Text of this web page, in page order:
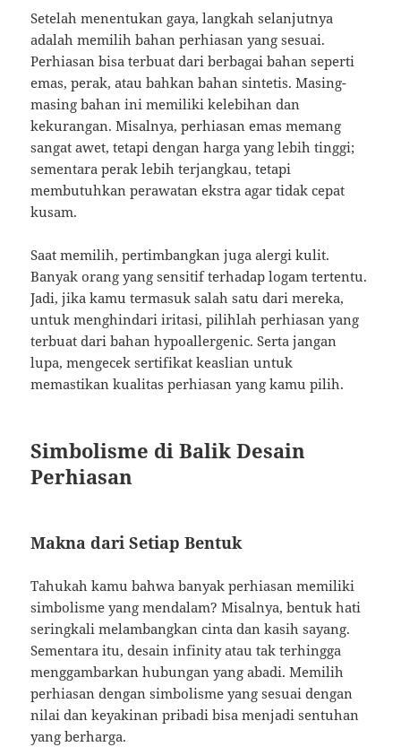
Setelah menentukan gaya, langkah selanjutnya
adalah memilih bahan perhiasan yang sesuai.
Perhiasan bisa terbuat dari berbagai bahan seperti
emas, perak, atau bahkan bahan sintetis. Masing-
masing bahan ini memiliki kelebihan dan
kekurangan. Misalnya, perhiasan emas memang
sangat awet, tetapi dengan harga yang lebih tinggi;
sementara perak lebih terjangkau, tetapi
membutuhkan perawatan ekstra agar tidak cepat
kusam.
Saat memilih, pertimbangkan juga alergi kulit.
Banyak orang yang sensitif terhadap logam tertentu.
Jadi, jika kamu termasuk salah satu dari mereka,
untuk menghindari iritasi, pilihlah perhiasan yang
terbuat dari bahan hypoallergenic. Serta jangan
lupa, mengecek sertifikat keaslian untuk
memastikan kualitas perhiasan yang kamu pilih.
Simbolisme di Balik Desain
Perhiasan
Makna dari Setiap Bentuk
Tahukah kamu bahwa banyak perhiasan memiliki
simbolisme yang mendalam? Misalnya, bentuk hati
seringkali melambangkan cinta dan kasih sayang.
Sementara itu, desain infinity atau tak terhingga
menggambarkan hubungan yang abadi. Memilih
perhiasan dengan simbolisme yang sesuai dengan
nilai dan keyakinan pribadi bisa menjadi sentuhan
yang berharga.